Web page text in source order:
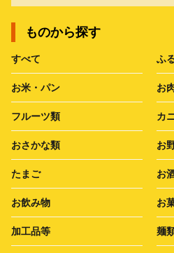
ものから探す
すべて ふ
お米・パン お
フルーツ類 カ
おさかな類 お
たまご お
お飲み物 お
加工品等 麺